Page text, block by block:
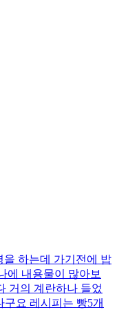
을 하는데 가기전에 밥
에 내용물이 많아보
거의 계란하나 들었
요 레시피는 빵5개